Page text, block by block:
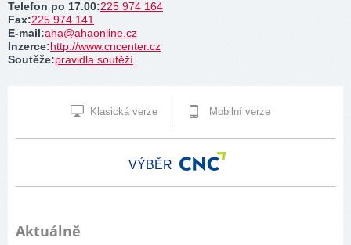
Telefon po 17.00:225 974 164
Fax:225 974 141
E-mail:aha@ahaonline.cz
Inzerce:http://www.cncenter.cz
Soutěže:pravidla soutěží
Klasická verze Mobilní verze
VÝBĚR
Aktuálně